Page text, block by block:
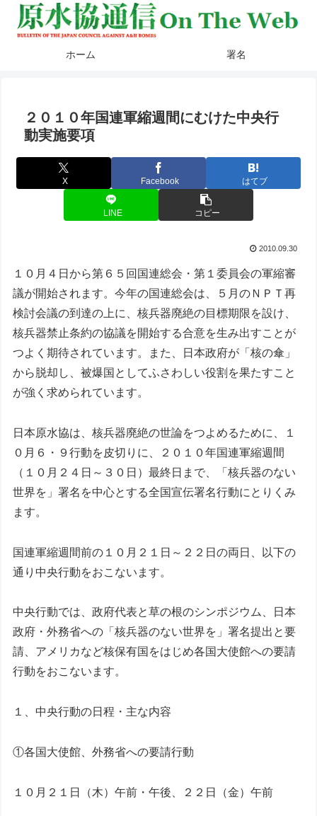
ホーム 署名
２０１０年国連軍縮週間にむけた中央行
動実施要項
X Facebook はてブ
LINE コピー
2010.09.30
１０月４日から第６５回国連総会・第１委員会の軍縮審
議が開始されます。今年の国連総会は、５月のＮＰＴ再
検討会議の到達の上に、核兵器廃絶の目標期限を設け、
核兵器禁止条約の協議を開始する合意を生み出すことが
つよく期待されています。また、日本政府が「核の傘」
から脱却し、被爆国としてふさわしい役割を果たすこと
が強く求められています。
日本原水協は、核兵器廃絶の世論をつよめるために、１
０月６・９行動を皮切りに、２０１０年国連軍縮週間
（１０月２４日～３０日）最終日まで、「核兵器のない
世界を」署名を中心とする全国宣伝署名行動にとりくみ
ます。
国連軍縮週間前の１０月２１日～２２日の両日、以下の
通り中央行動をおこないます。
中央行動では、政府代表と草の根のシンポジウム、日本
政府・外務省への「核兵器のない世界を」署名提出と要
請、アメリカなど核保有国をはじめ各国大使館への要請
行動をおこないます。
１、中央行動の日程・主な内容
①各国大使館、外務省への要請行動
１０月２１日（木）午前・午後、２２日（金）午前